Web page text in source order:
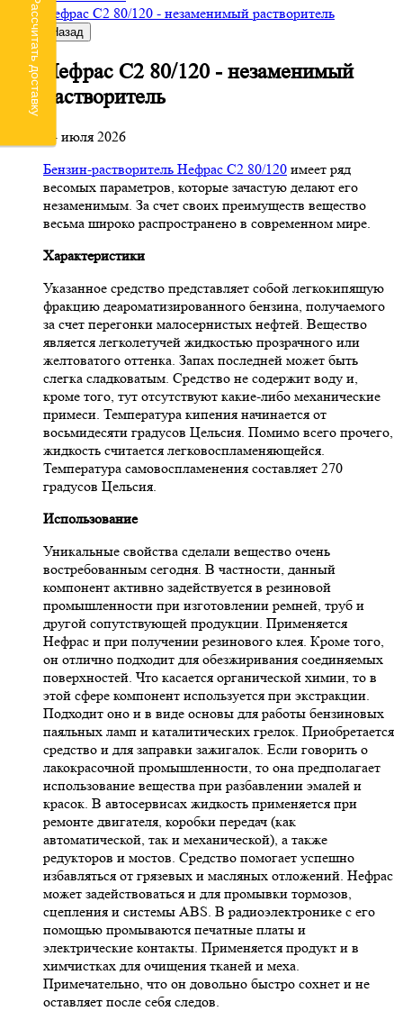
Нефрас С2 80/120 - незаменимый растворитель
Назад
Нефрас С2 80/120 - незаменимый
растворитель
24 июля 2026
Бензин-растворитель Нефрас С2 80/120 имеет ряд
весомых параметров, которые зачастую делают его
незаменимым. За счет своих преимуществ вещество
весьма широко распространено в современном мире.
Характеристики
Указанное средство представляет собой легкокипящую
фракцию деароматизированного бензина, получаемого
за счет перегонки малосернистых нефтей. Вещество
является легколетучей жидкостью прозрачного или
желтоватого оттенка. Запах последней может быть
слегка сладковатым. Средство не содержит воду и,
кроме того, тут отсутствуют какие-либо механические
примеси. Температура кипения начинается от
восьмидесяти градусов Цельсия. Помимо всего прочего,
жидкость считается легковоспламеняющейся.
Температура самовоспламенения составляет 270
градусов Цельсия.
Использование
Уникальные свойства сделали вещество очень
востребованным сегодня. В частности, данный
компонент активно задействуется в резиновой
промышленности при изготовлении ремней, труб и
другой сопутствующей продукции. Применяется
Нефрас и при получении резинового клея. Кроме того,
он отлично подходит для обезжиривания соединяемых
поверхностей. Что касается органической химии, то в
этой сфере компонент используется при экстракции.
Подходит оно и в виде основы для работы бензиновых
паяльных ламп и каталитических грелок. Приобретается
средство и для заправки зажигалок. Если говорить о
лакокрасочной промышленности, то она предполагает
использование вещества при разбавлении эмалей и
красок. В автосервисах жидкость применяется при
ремонте двигателя, коробки передач (как
автоматической, так и механической), а также
редукторов и мостов. Средство помогает успешно
избавляться от грязевых и масляных отложений. Нефрас
может задействоваться и для промывки тормозов,
сцепления и системы ABS. В радиоэлектронике с его
помощью промываются печатные платы и
электрические контакты. Применяется продукт и в
химчистках для очищения тканей и меха.
Примечательно, что он довольно быстро сохнет и не
оставляет после себя следов.
Рассчитать доставку